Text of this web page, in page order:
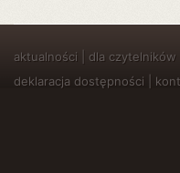
aktualności dla czytelników
deklaracja dostępności